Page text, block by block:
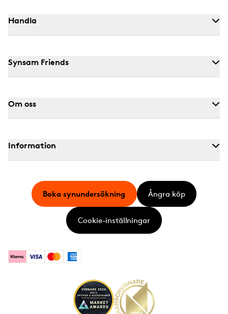
Handla
Synsam Friends
Om oss
Information
KlarnaVisa MastercardAmerican Express
Boka synundersökning Ångra köp
Cookie-inställningar